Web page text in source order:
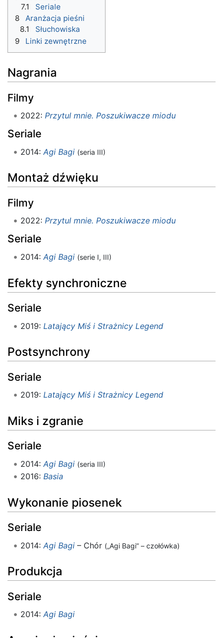
7.1
Seriale
8
Aranżacja pieśni
8.1
Słuchowiska
9
Linki zewnętrzne
Nagrania
Filmy
2022: Przytul mnie. Poszukiwacze miodu
Seriale
2014: Agi Bagi (seria III)
Montaż dźwięku
Filmy
2022: Przytul mnie. Poszukiwacze miodu
Seriale
2014: Agi Bagi (serie I, III)
Efekty synchroniczne
Seriale
2019: Latający Miś i Strażnicy Legend
Postsynchrony
Seriale
2019: Latający Miś i Strażnicy Legend
Miks i zgranie
Seriale
2014: Agi Bagi (seria III)
2016: Basia
Wykonanie piosenek
Seriale
2014: Agi Bagi– Chór („Agi Bagi” – czołówka)
Produkcja
Seriale
2014: Agi Bagi